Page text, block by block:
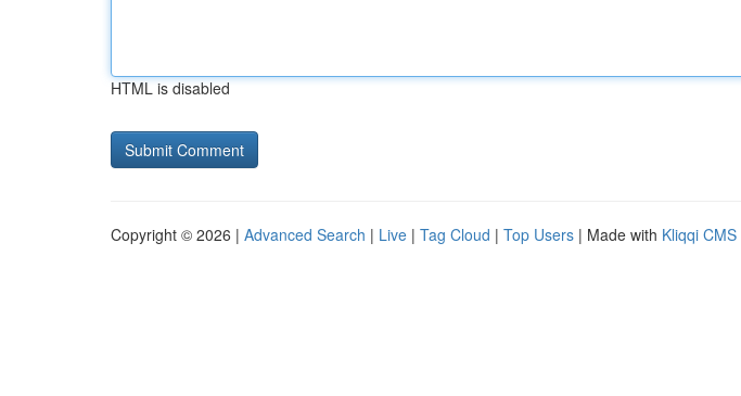
HTML is disabled
Copyright © 2026 | Advanced Search | Live | Tag Cloud | Top Users | Made with Kliqqi CMS